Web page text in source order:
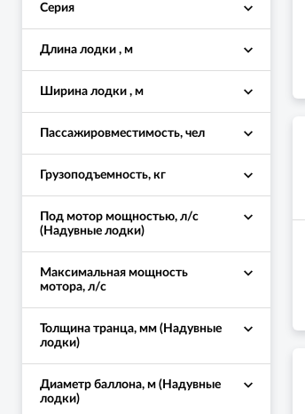
Серия
Длина лодки , м
Ширина лодки , м
Пассажировместимость, чел
Грузоподъемность, кг
Под мотор мощностью, л/с
(Надувные лодки)
Максимальная мощность
мотора, л/с
Толщина транца, мм (Надувные
лодки)
Диаметр баллона, м (Надувные
лодки)